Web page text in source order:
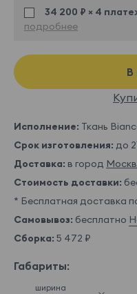
34 200 ₽ × 4
подробнее
В
Исполнение: Ткань
Срок изготовления: до
Доставка: в город
Стоимость доставки:
* Бесплатная доставка
Самовывоз: бесплатно
Сборка: 5 472 ₽
Габариты:
ширина